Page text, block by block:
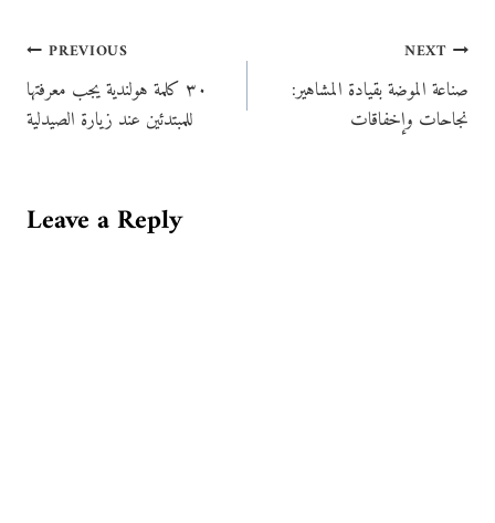
Post
navigation
PREVIOUS
٣٠ كلمة هولندية يجب معرفتها
للمبتدئين عند زيارة الصيدلية
NEXT
صناعة الموضة بقيادة المشاهير:
نجاحات وإخفاقات
Leave a Reply